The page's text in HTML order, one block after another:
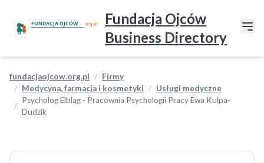
Fundacja Ojców
Business Directory
fundacjaojcow.org.pl
Firmy
Medycyna, farmacja i kosmetyki
Usługi medyczne
Psycholog Elbląg - Pracownia Psychologii Pracy Ewa Kulpa-
Dudzik